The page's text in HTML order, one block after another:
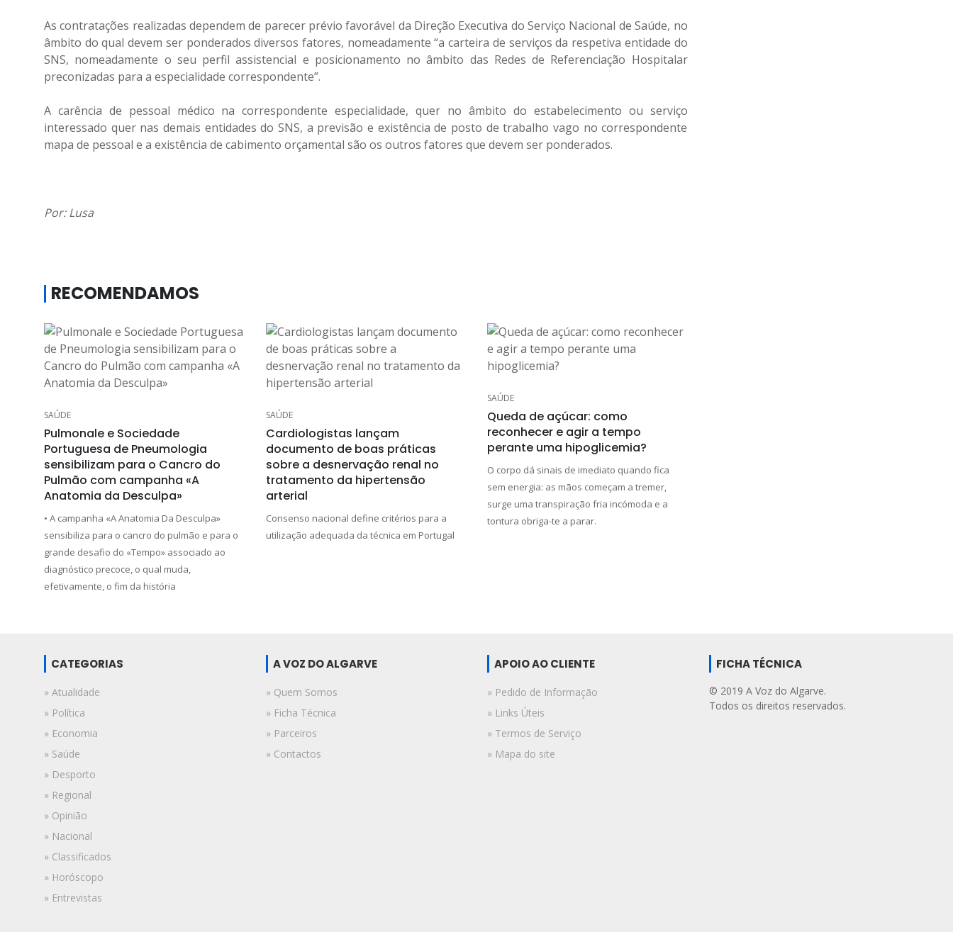
As contratações realizadas dependem de parecer prévio favorável da Direção Executiva do Serviço Nacional de Saúde, no
âmbito do qual devem ser ponderados diversos fatores, nomeadamente “a carteira de serviços da respetiva entidade do
SNS, nomeadamente o seu perfil assistencial e posicionamento no âmbito das Redes de Referenciação Hospitalar
preconizadas para a especialidade correspondente”.
A carência de pessoal médico na correspondente especialidade, quer no âmbito do estabelecimento ou serviço
interessado quer nas demais entidades do SNS, a previsão e existência de posto de trabalho vago no correspondente
mapa de pessoal e a existência de cabimento orçamental são os outros fatores que devem ser ponderados.
Por: Lusa
RECOMENDAMOS
SAÚDE
Pulmonale e Sociedade
Portuguesa de Pneumologia
sensibilizam para o Cancro do
Pulmão com campanha «A
Anatomia da Desculpa»
• A campanha «A Anatomia Da Desculpa»
sensibiliza para o cancro do pulmão e para o
grande desafio do «Tempo» associado ao
diagnóstico precoce, o qual muda,
efetivamente, o fim da história
SAÚDE
Cardiologistas lançam
documento de boas práticas
sobre a desnervação renal no
tratamento da hipertensão
arterial
Consenso nacional define critérios para a
utilização adequada da técnica em Portugal
SAÚDE
Queda de açúcar: como
reconhecer e agir a tempo
perante uma hipoglicemia?
O corpo dá sinais de imediato quando fica
sem energia: as mãos começam a tremer,
surge uma transpiração fria incómoda e a
tontura obriga-te a parar.
CATEGORIAS
» Atualidade
» Política
» Economia
» Saúde
» Desporto
» Regional
» Opinião
» Nacional
» Classificados
» Horóscopo
» Entrevistas
A VOZ DO ALGARVE
» Quem Somos
» Ficha Técnica
» Parceiros
» Contactos
APOIO AO CLIENTE
» Pedido de Informação
» Links Úteis
» Termos de Serviço
» Mapa do site
FICHA TÉCNICA
© 2019 A Voz do Algarve.
Todos os direitos reservados.